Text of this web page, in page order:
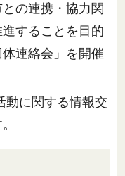
の連携・協力関
することを目的
連絡会」を開催
動に関する情報交